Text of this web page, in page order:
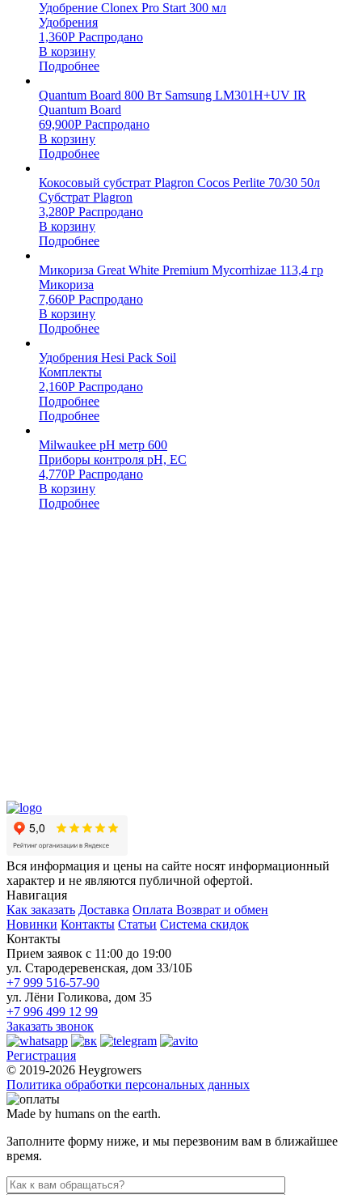
Удобрение Clonex Pro Start 300 мл
Удобрения
1,360Р Распродано
В корзину
Подробнее
Quantum Board 800 Вт Samsung LM301H+UV IR
Quantum Board
69,900Р Распродано
В корзину
Подробнее
Кокосовый субстрат Plagron Cocos Perlite 70/30 50л
Субстрат Plagron
3,280Р Распродано
В корзину
Подробнее
Микориза Great White Premium Mycorrhizae 113,4 гр
Микориза
7,660Р Распродано
В корзину
Подробнее
Удобрения Hesi Pack Soil
Комплекты
2,160Р Распродано
Подробнее
Подробнее
Milwaukee pH метр 600
Приборы контроля pH, EC
4,770Р Распродано
В корзину
Подробнее
Вся информация и цены на сайте носят информационный
характер и не являются публичной офертой.
Навигация
Как заказать Доставка Оплата Возврат и обмен
Новинки Контакты Статьи Система скидок
Контакты
Прием заявок с 11:00 до 19:00
ул. Стародеревенская, дом 33/10Б
+7 999 516-57-90
ул. Лёни Голикова, дом 35
+7 996 499 12 99
Заказать звонок
Регистрация
© 2019-2026 Heygrowers
Политика обработки персональных данных
Made by humans on the earth.
Заполните форму ниже, и мы перезвоним вам в ближайшее
время.